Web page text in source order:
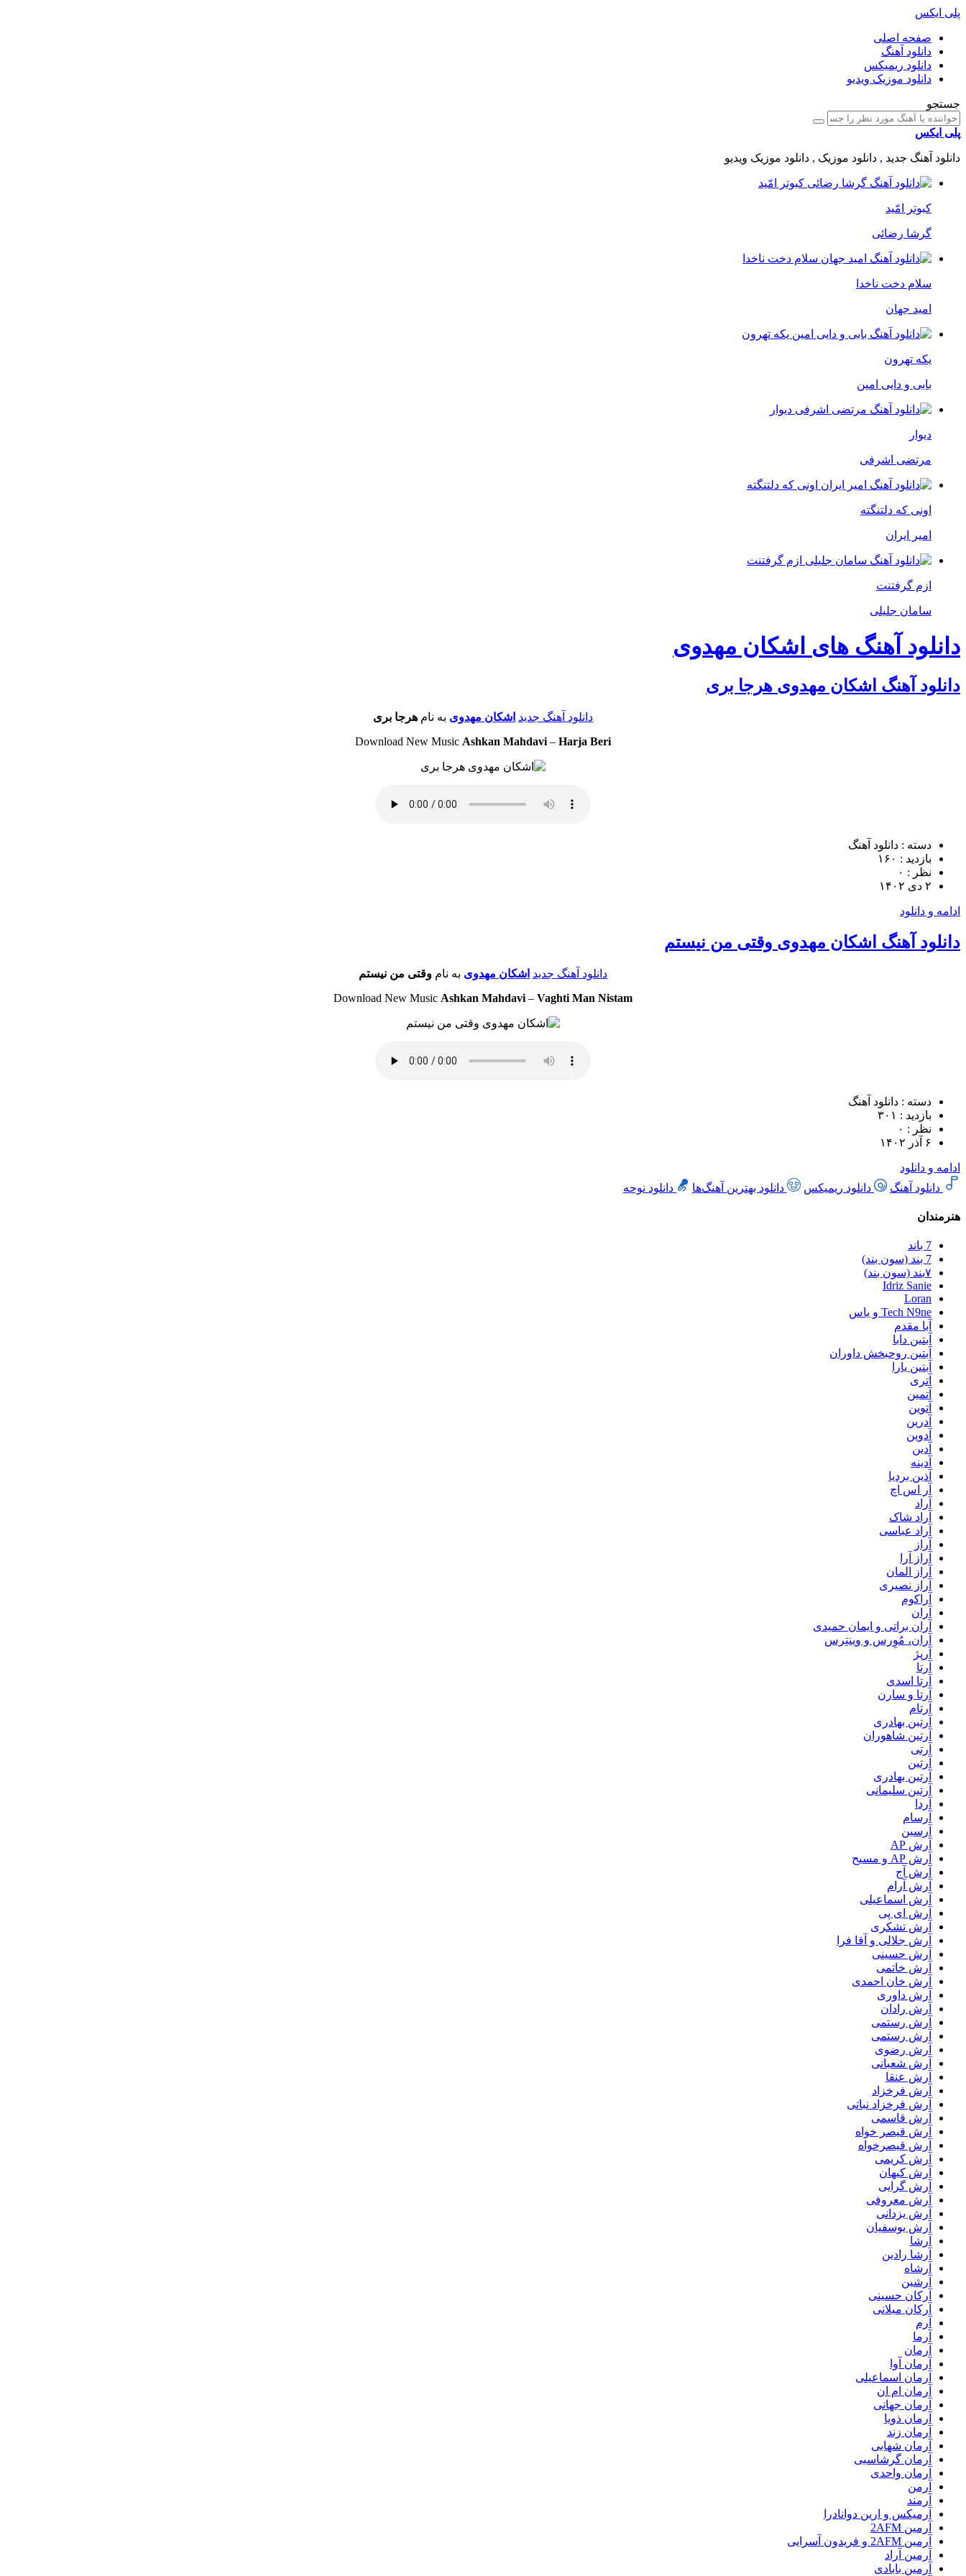
پلی ایکس
صفحه اصلی
دانلود آهنگ
دانلود ریمیکس
دانلود موزیک ویدیو
جستجو
پلی ایکس
دانلود آهنگ جدید , دانلود موزیک , دانلود موزیک ویدیو
کبوتر امّید
گرشا رضائی
سلام دخت ناخدا
امید جهان
یکه تهرون
بابی و دایی امین
دیوار
مرتضی اشرفی
اونی که دلتنگته
امیر ایران
ازم گرفتنت
سامان جلیلی
دانلود آهنگ های اشکان مهدوی
دانلود آهنگ اشکان مهدوی هرجا بری
دانلود آهنگ جدید اشکان مهدوی به نام هرجا بری
Download New Music Ashkan Mahdavi – Harja Beri
دسته : دانلود آهنگ
بازدید : ۱۶۰
نظر : ۰
۲ دی ۱۴۰۲
ادامه و دانلود
دانلود آهنگ اشکان مهدوی وقتی من نیستم
دانلود آهنگ جدید اشکان مهدوی به نام وقتی من نیستم
Download New Music Ashkan Mahdavi – Vaghti Man Nistam
دسته : دانلود آهنگ
بازدید : ۳۰۱
نظر : ۰
۶ آذر ۱۴۰۲
ادامه و دانلود
دانلود آهنگ
دانلود ریمیکس دانلود بهترین آهنگ‌ها دانلود نوحه
هنرمندان
7 باند
7 بند (سون بند)
۷بند (سون بند)
Idriz Sanie
Loran
Tech N9ne و یاس
آبا مقدم
آبتین دابا
آبتین روحبخش داوران
آبتین یارا
آتری
آتمین
آتوین
آدرین
آدوین
آدین
آدینه
آذین بردیا
آر اس اچ
آراد
آراد شاک
آراد عباسی
آراز
آراز آرا
آراز المان
آراز نصیری
آراکوم
آران
آران براتی و ایمان حمیدی
آران، مُوِرس و وینتِرس
آرپژ
آرتا
آرتا اسدی
آرتا و سارن
آرتام
آرتبن بهادری
آرتين شاهوران
آرتی
آرتین
آرتین بهادری
آرتین سلیمانی
آردا
آرسام
آرسین
آرش AP
آرش AP و مسیح
آرش آج
آرش آرام
آرش اسماعیلی
آرش ای پی
آرش تشکری
آرش جلالی و آقا فرا
آرش حسینی
آرش خاتمی
آرش خان احمدی
آرش داوری
آرش رادان
آرش رستمى
آرش رستمی
آرش رضوی
آرش شعبانی
آرش عنقا
آرش فرخزاد
آرش فرخزاد نباتی
آرش قاسمی
آرش قیصر خواه
آرش قیصرخواه
آرش کریمی
آرش کیهان
آرش گرایی
آرش معروفی
آرش یزدانی
آرش یوسفیان
آرشا
آرشا رادین
آرشاه
آرشین
آرکان حسینی
آرکان میلانی
آرم
آرما
آرمان
آرمان آوا
آرمان اسماعیلی
آرمان ام ان
آرمان جهانی
آرمان ذویا
آرمان زند
آرمان شهابی
آرمان گرشاسبی
آرمان واحدی
آرمن
آرمند
آرمیکس و ارین دوانادرا
آرمین 2AFM
آرمین 2AFM و فریدون آسرایی
آرمین آراد
آرمین بابادی